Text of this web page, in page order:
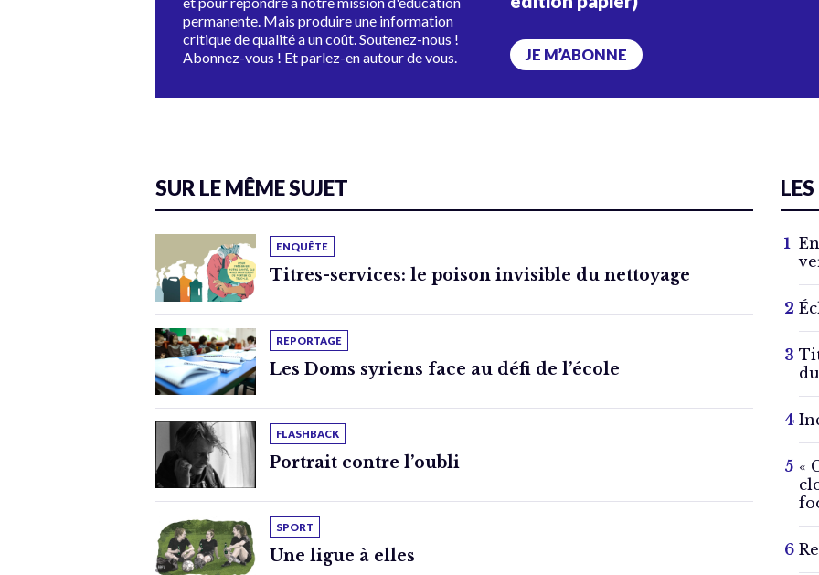
permanente. Mais produire une information
critique de qualité a un coût. Soutenez-nous !
Abonnez-vous ! Et parlez-en autour de vous.
JE M’ABONNE
SUR LE MÊME SUJET
ENQUÊTE
Titres-services: le poison invisible du nettoyage
REPORTAGE
Les Doms syriens face au défi de l’école
FLASHBACK
Portrait contre l’oubli
SPORT
Une ligue à elles
«